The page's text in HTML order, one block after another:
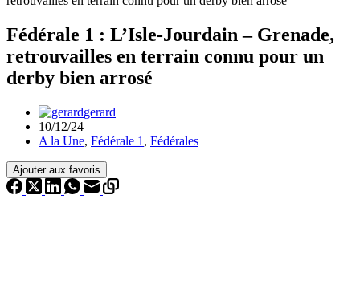
Fédérale 1 : L’Isle-Jourdain – Grenade,
retrouvailles en terrain connu pour un
derby bien arrosé
gerard
10/12/24
A la Une, Fédérale 1 , Fédérales
Ajouter aux favoris